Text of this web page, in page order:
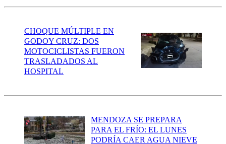
CHOQUE MÚLTIPLE EN
GODOY CRUZ: DOS
MOTOCICLISTAS FUERON
TRASLADADOS AL
HOSPITAL
MENDOZA SE PREPARA
PARA EL FRÍO: EL LUNES
PODRÍA CAER AGUA NIEVE